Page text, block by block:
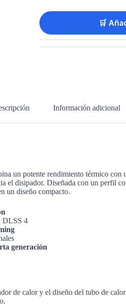
🛒
Información adicional
un potente rendimiento térmico con
el disipador. Diseñada con un perfil
un diseño compacto.
DLSS 4
generación
de calor y el diseño del tubo de